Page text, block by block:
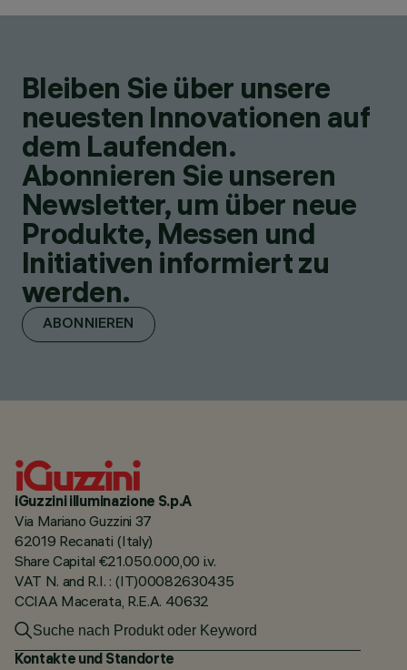
Bleiben Sie über unsere
neuesten Innovationen auf
dem Laufenden.
Abonnieren Sie unseren
Newsletter, um über neue
Produkte, Messen und
Initiativen informiert zu
werden.
ABONNIEREN
iGuzzini illuminazione S.p.A
Via Mariano Guzzini 37
62019 Recanati (Italy)
Share Capital €21.050.000,00 i.v.
VAT N. and R.I. : (IT)00082630435
CCIAA Macerata, R.E.A. 40632
Kontakte und Standorte